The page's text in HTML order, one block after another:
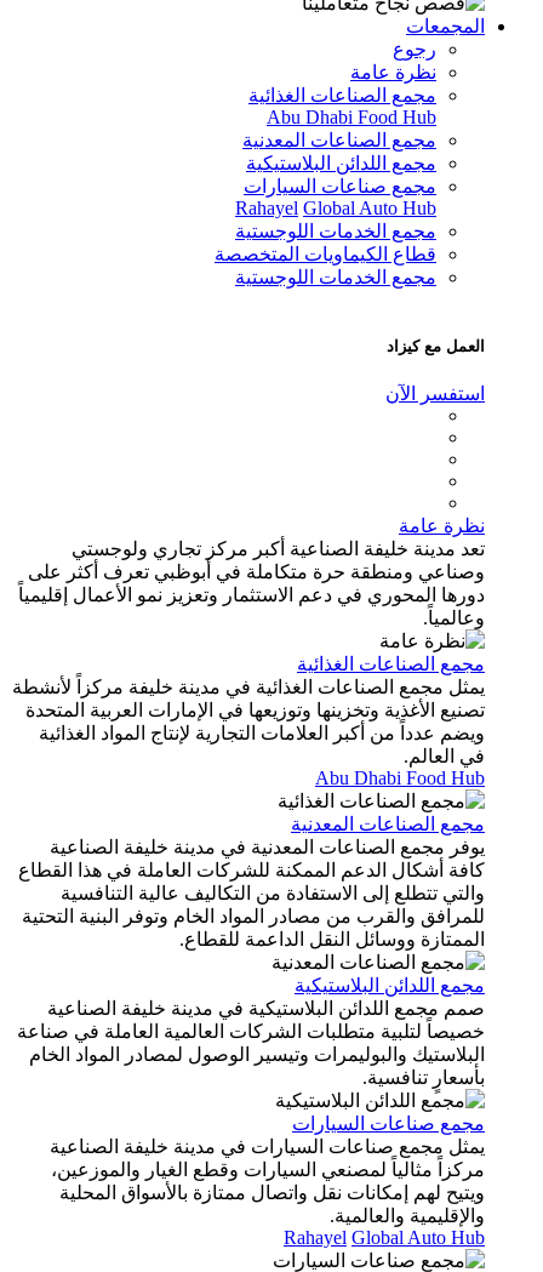
نظرة عامة
مجمع الصناعات الغذائية
Abu Dhabi Food Hub
مجمع الصناعات المعدنية
مجمع اللدائن البلاستيكية
مجمع صناعات السيارات
Rahayel Global Auto Hub
مجمع الخدمات اللوجستية
قطاع الكيماويات المتخصصة
مجمع الخدمات اللوجستية
مع كيزاد
الآن
عامة
مدينة خليفة الصناعية أكبر مركز تجاري ولوجستي
ومنطقة حرة متكاملة في أبوظبي تعرف أكثر على
المحوري في دعم الاستثمار وتعزيز نمو الأعمال إقليمياً
الصناعات الغذائية
مجمع الصناعات الغذائية في مدينة خليفة مركزاً لأنشطة
الأغذية وتخزينها وتوزيعها في الإمارات العربية المتحدة
عدداً من أكبر العلامات التجارية لإنتاج المواد الغذائية
العالم.
Abu Dhabi Food
الصناعات المعدنية
مجمع الصناعات المعدنية في مدينة خليفة الصناعية
أشكال الدعم الممكنة للشركات العاملة في هذا القطاع
تتطلع إلى الاستفادة من التكاليف عالية التنافسية
والقرب من مصادر المواد الخام وتوفر البنية التحتية
ووسائل النقل الداعمة للقطاع.
اللدائن البلاستيكية
مجمع اللدائن البلاستيكية في مدينة خليفة الصناعية
لتلبية متطلبات الشركات العالمية العاملة في صناعة
والبوليمرات وتيسير الوصول لمصادر المواد الخام
تنافسية.
صناعات السيارات
مجمع صناعات السيارات في مدينة خليفة الصناعية
مثالياً لمصنعي السيارات وقطع الغيار والموزعين،
لهم إمكانات نقل واتصال ممتازة بالأسواق المحلية
والعالمية.
Rahayel Global Auto